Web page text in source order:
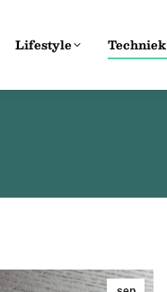
Lifestyle Techniek